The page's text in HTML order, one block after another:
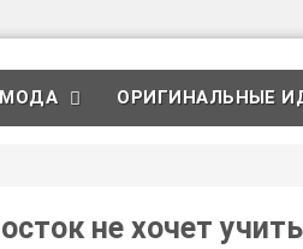
МОДА ОРИГИНАЛЬНЫЕ
не хочет